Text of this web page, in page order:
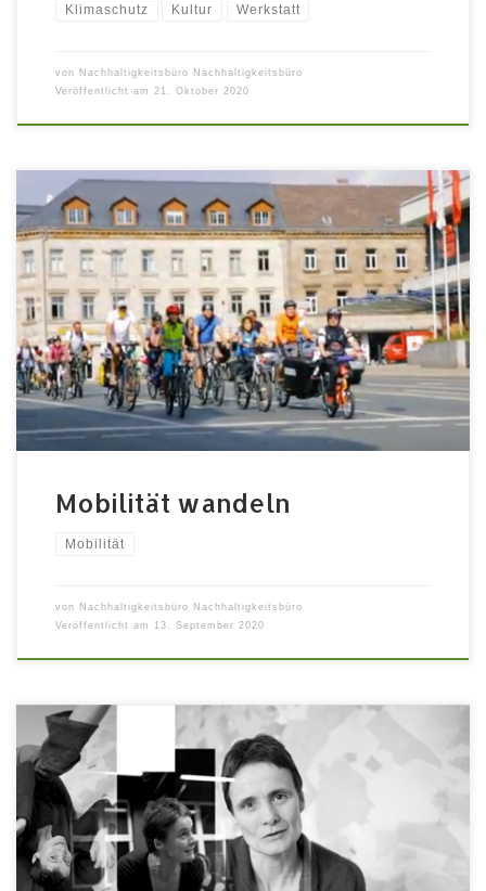
Klimaschutz Kultur Werkstatt
von Nachhaltigkeitsbüro Nachhaltigkeitsbüro
Veröffentlicht am
21. Oktober 2020
Moblität Wandeln: Olaf Höhne berichtet auf der
Kidical Mass, warum der öffentliche Raum umverteilt
werden muss und wie der ADFC sich dafür einsetzt.
Mobilität wandeln
Mobilität
von Nachhaltigkeitsbüro Nachhaltigkeitsbüro
Veröffentlicht am
13. September 2020
Der Raum zwischen den Geschichten – eine
Standortbestimmung mit Heike Pourian Der Online-
Vortrag fand am Samstag 18.7.2020 von 17 bis 18 Uhr
statt und ist nun weiterhin auf unserem Youtube-Kanal
abrufbar. Leider gab es in den ersten Minuten eine